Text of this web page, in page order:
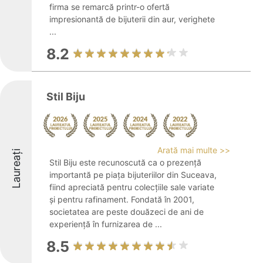
firma se remarcă printr-o ofertă
impresionantă de bijuterii din aur, verighete
...
8.2
Laureați
Stil Biju
Arată mai multe >>
Stil Biju este recunoscută ca o prezență
importantă pe piața bijuteriilor din Suceava,
fiind apreciată pentru colecțiile sale variate
și pentru rafinament. Fondată în 2001,
societatea are peste douăzeci de ani de
experiență în furnizarea de ...
8.5